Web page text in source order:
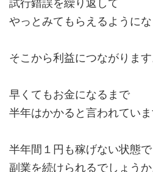
試行錯誤を繰り返して
やっとみてもらえるようにな
そこから利益につながります
早くてもお金になるまで
半年はかかると言われていま
半年間１円も稼げない状態で
副業を続けられるでしょうか